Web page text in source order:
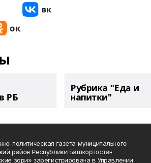
РБ
Рубрика "Еда и
напитки"
политическая газета муниципального
район Республики Башкортостан
зори» зарегистрирована в Управлении